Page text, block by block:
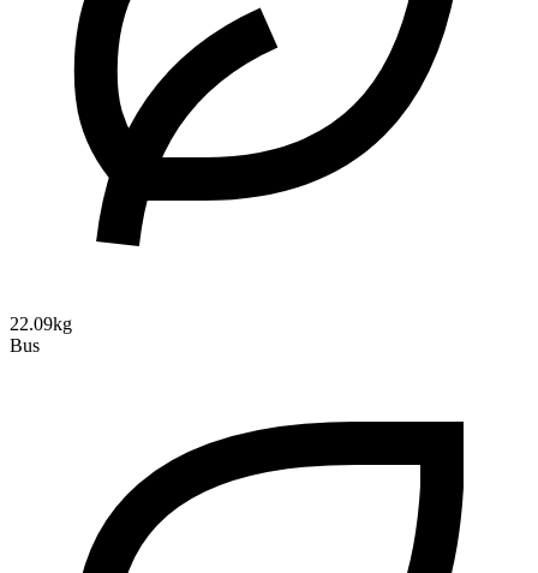
22.09kg
Bus